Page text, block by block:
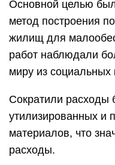
Основной целью
метод построения
жилищ для
работ наблюдали
миру из социальных
Сократили расходы
утилизированных и
материалов, что
расходы.